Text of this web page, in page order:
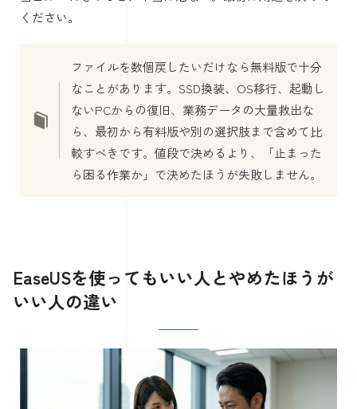
ください。
ファイルを数個戻したいだけなら無料版で十分
なことがあります。SSD換装、OS移行、起動し
ないPCからの復旧、業務データの大量救出な
ら、最初から有料版や別の選択肢まで含めて比
較すべきです。値段で決めるより、「止まった
ら困る作業か」で決めたほうが失敗しません。
EaseUSを使ってもいい人とやめたほうが
いい人の違い